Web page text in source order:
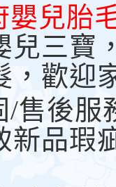
嬰兒胎
兒三寶
，歡迎
/售後服
新品瑕